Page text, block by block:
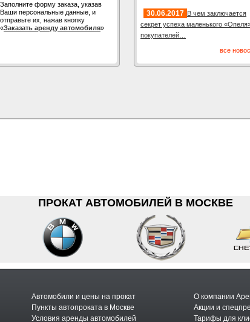
Заполните форму заказа, указав
Ваши персональные данные, и
отправьте их, нажав кнопку
«Заказать аренду автомобиля»
30.06.2017 В чем заключается
секрет успеха маленького
покупателей…
все
ПРОКАТ АВТОМОБИЛЕЙ В МОСКВЕ
Автомобили и цены на прокат
Пункты автопроката в Москве
Условия аренды автомобилей
О компании
Акции и
Тарифы для